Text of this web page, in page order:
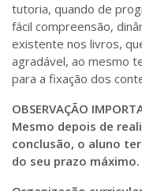
tutoria, quando de
fácil compreensão,
existente nos livros,
agradável, ao mesmo
para a fixação dos
OBSERVAÇÃO
Mesmo depois de
conclusão, o aluno
do seu prazo máximo.